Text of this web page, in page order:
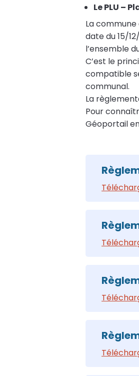
Le PLU –
La
date du 15/
l’ensemble
C’est le
compatible
communal.
La
Pour
Géoportail